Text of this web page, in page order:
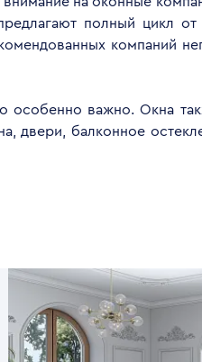
полный цикл от
компаний
важно. Окна
двери, балконное